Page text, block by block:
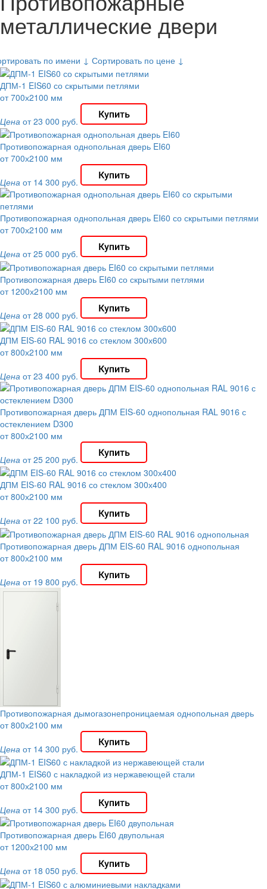
металлические двери
по имени ↓ Сортировать по цене ↓
ДПМ-1 EIS60 со скрытыми петлями
от 700х2100 мм
Цена от 23 000 руб.
Противопожарная однопольная дверь EI60
от 700х2100 мм
Цена от 14 300 руб.
Противопожарная однопольная дверь EI60 со скрытыми петлями
от 700х2100 мм
Цена от 25 000 руб.
Противопожарная дверь EI60 со скрытыми петлями
от 1200х2100 мм
Цена от 28 000 руб.
ДПМ EIS-60 RAL 9016 со стеклом 300х600
от 800х2100 мм
Цена от 23 400 руб.
Противопожарная дверь ДПМ EIS-60 однопольная RAL 9016 с
остеклением D300
от 800х2100 мм
Цена от 25 200 руб.
ДПМ EIS-60 RAL 9016 со стеклом 300х400
от 800х2100 мм
Цена от 22 100 руб.
Противопожарная дверь ДПМ EIS-60 RAL 9016 однопольная
от 800х2100 мм
Цена от 19 800 руб.
Противопожарная дымогазонепроницаемая однопольная дверь
от 800х2100 мм
Цена от 14 300 руб.
ДПМ-1 EIS60 с накладкой из нержавеющей стали
от 800х2100 мм
Цена от 14 300 руб.
Противопожарная дверь EI60 двупольная
от 1200х2100 мм
Цена от 18 050 руб.